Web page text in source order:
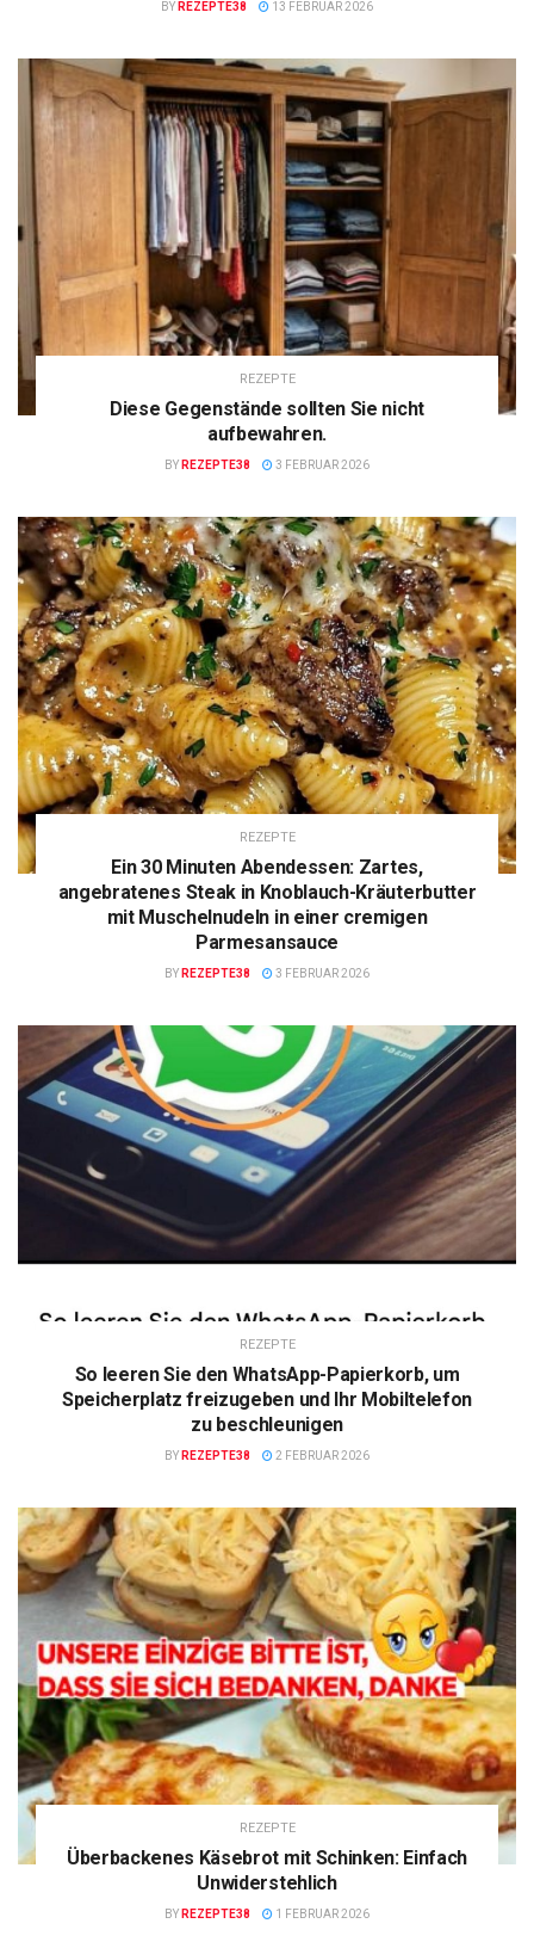
BY REZEPTE38 13 FEBRUAR 2026
REZEPTE
Diese Gegenstände sollten Sie nicht
aufbewahren.
BY REZEPTE38 3 FEBRUAR 2026
REZEPTE
Ein 30 Minuten Abendessen: Zartes,
angebratenes Steak in Knoblauch-Kräuterbutter
mit Muschelnudeln in einer cremigen
Parmesansauce
BY REZEPTE38 3 FEBRUAR 2026
REZEPTE
So leeren Sie den WhatsApp-Papierkorb, um
Speicherplatz freizugeben und Ihr Mobiltelefon
zu beschleunigen
BY REZEPTE38 2 FEBRUAR 2026
REZEPTE
Überbackenes Käsebrot mit Schinken: Einfach
Unwiderstehlich
BY REZEPTE38 1 FEBRUAR 2026